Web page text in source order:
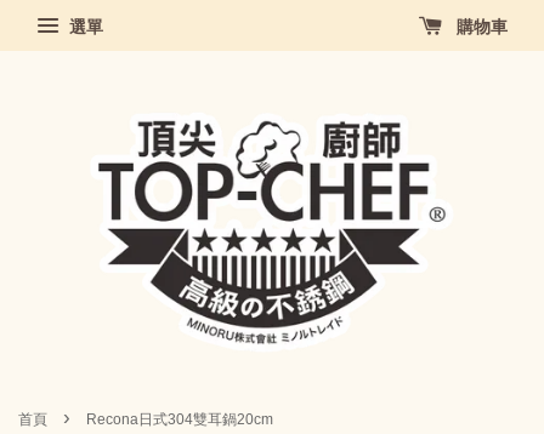
選單 購物車
首頁 › Recona日式304雙耳鍋20cm